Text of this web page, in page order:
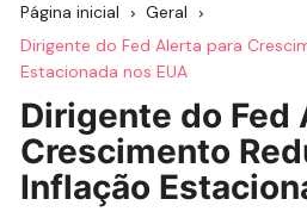
Página inicial
Geral
Dirigente do Fed Alerta para
Estacionada nos EUA
Dirigente do Fed
Crescimento
Inflação